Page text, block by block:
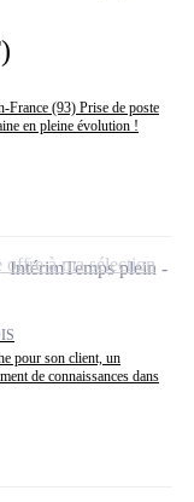
France (93) Prise de poste
en pleine évolution !
pour son client, un
de connaissances dans
IntérimTemps plein
offre à ma sélection